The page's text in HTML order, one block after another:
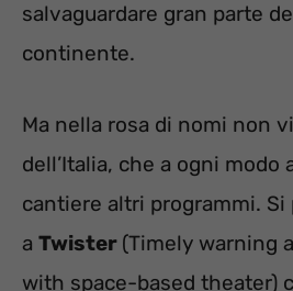
salvaguardare gran parte
continente.
Ma nella rosa di nomi non
dell’Italia, che a ogni modo
cantiere altri programmi. Si
a Twister (Timely warning
with space-based theater)